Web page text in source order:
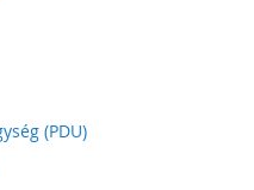
(PDU)